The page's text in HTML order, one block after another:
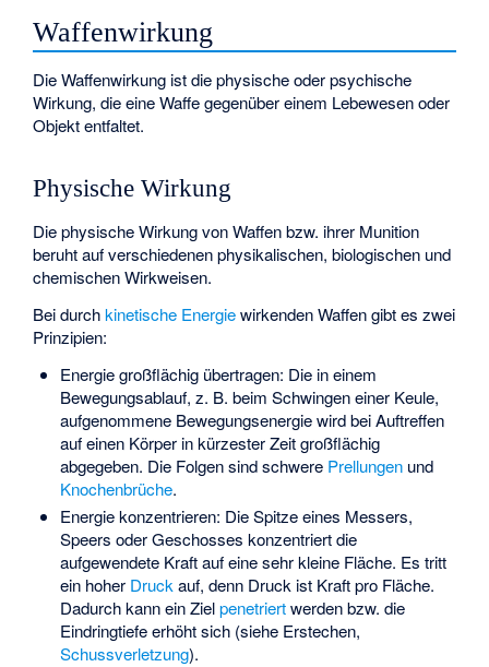
Waffenwirkung
Die Waffenwirkung ist die physische oder psychische
Wirkung, die eine Waffe gegenüber einem Lebewesen oder
Objekt entfaltet.
Physische Wirkung
Die physische Wirkung von Waffen bzw. ihrer Munition
beruht auf verschiedenen physikalischen, biologischen und
chemischen Wirkweisen.
Bei durchkinetische Energiewirkenden Waffen gibt es zwei
Prinzipien:
Energie großflächig übertragen: Die in einem
Bewegungsablauf, z. B. beim Schwingen einer Keule,
aufgenommene Bewegungsenergie wird bei Auftreffen
auf einen Körper in kürzester Zeit großflächig
abgegeben. Die Folgen sind schwere Prellungenund
Knochenbrüche.
Energie konzentrieren: Die Spitze eines Messers,
Speers oder Geschosses konzentriert die
aufgewendete Kraft auf eine sehr kleine Fläche. Es tritt
ein hoher Druck auf, denn Druck ist Kraft pro Fläche.
Dadurch kann ein Zielpenetriertwerden bzw. die
Eindringtiefe erhöht sich (siehe Erstechen,
Schussverletzung).